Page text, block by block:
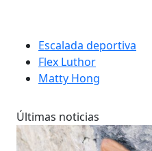
Escalada deportiva
Flex Luthor
Matty Hong
Últimas noticias